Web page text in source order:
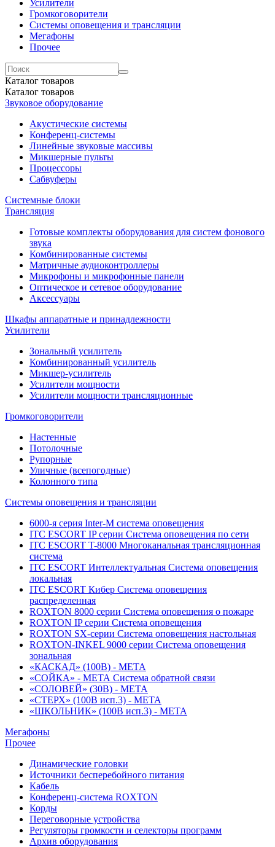
Усилители
Громкоговорители
Системы оповещения и трансляции
Мегафоны
Прочее
Каталог товаров
Каталог товаров
Звуковое оборудование
Акустические системы
Конференц-системы
Линейные звуковые массивы
Микшерные пульты
Процессоры
Сабвуферы
Системные блоки
Трансляция
Готовые комплекты оборудования для систем фонового
звука
Комбинированные системы
Матричные аудиоконтроллеры
Микрофоны и микрофонные панели
Оптическое и сетевое оборудование
Аксессуары
Шкафы аппаратные и принадлежности
Усилители
Зональный усилитель
Комбинированный усилитель
Микшер-усилитель
Усилители мощности
Усилители мощности трансляционные
Громкоговорители
Настенные
Потолочные
Рупорные
Уличные (всепогодные)
Колонного типа
Системы оповещения и трансляции
6000-я серия Inter-M система оповещения
ITC ESCORT IP серии Система оповещения по сети
ITC ESCORT T-8000 Многоканальная трансляционная
система
ITC ESCORT Интеллектуальная Система оповещения
локальная
ITC ESCORT Кибер Система оповещения
распределенная
ROXTON 8000 серии Система оповещения о пожаре
ROXTON IP серии Система оповещения
ROXTON SX-серии Система оповещения настольная
ROXTON-INKEL 9000 серии Система оповещения
зональная
«КАСКАД» (100В) - МЕТА
«СОЙКА» - МЕТА Система обратной связи
«СОЛОВЕЙ» (30В) - МЕТА
«СТЕРХ» (100В исп.3) - МЕТА
«ШКОЛЬНИК» (100В исп.3) - МЕТА
Мегафоны
Прочее
Динамические головки
Источники бесперебойного питания
Кабель
Конференц-система ROXTON
Корды
Переговорные устройства
Регуляторы громкости и селекторы программ
Архив оборудования